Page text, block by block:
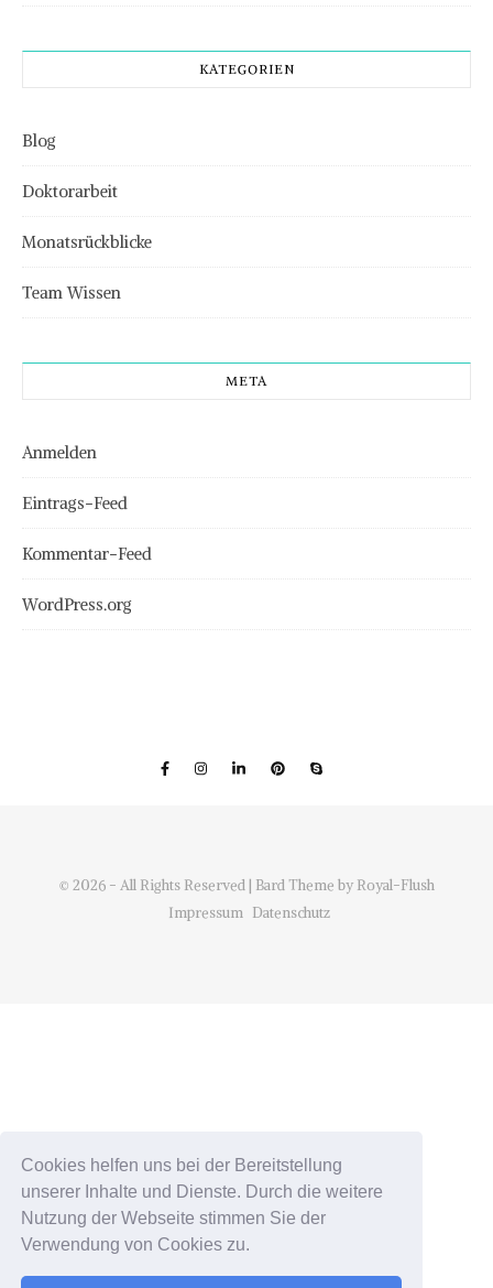
Cookies helfen uns bei der Bereitstellung
unserer Inhalte und Dienste. Durch die weitere
Nutzung der Webseite stimmen Sie der
Verwendung von Cookies zu.
KATEGORIEN
Blog
Doktorarbeit
Monatsrückblicke
Team Wissen
META
Anmelden
Eintrags-Feed
Kommentar-Feed
WordPress.org
© 2026 - All Rights Reserved | Bard Theme by Royal-Flush
Impressum Datenschutz